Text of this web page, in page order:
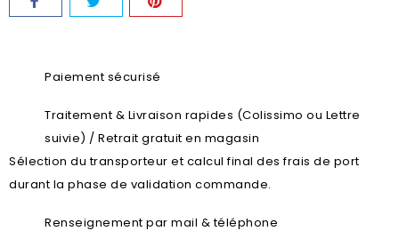
Paiement sécurisé
Traitement & Livraison rapides (Colissimo ou Lettre
suivie) / Retrait gratuit en magasin
Sélection du transporteur et calcul final des frais de port
durant la phase de validation commande.
Renseignement par mail & téléphone